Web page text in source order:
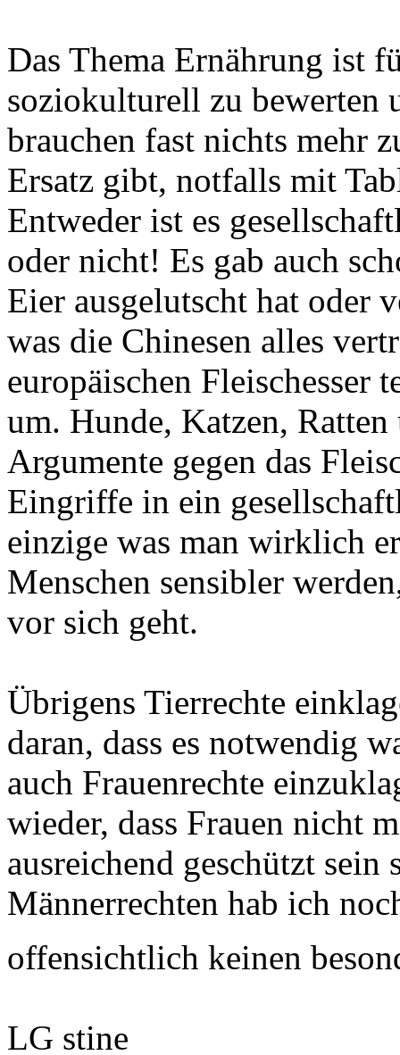
Das Thema Ernährung ist
soziokulturell zu bewerten
brauchen fast nichts mehr
Ersatz gibt, notfalls mit
Entweder ist es
oder nicht! Es gab auch
Eier ausgelutscht hat oder
was die Chinesen alles
europäischen Fleischesser
um. Hunde, Katzen, Ratten
Argumente gegen das
Eingriffe in ein
einzige was man wirklich
Menschen sensibler
vor sich geht.
Übrigens Tierrechte
daran, dass es notwendig
auch Frauenrechte
wieder, dass Frauen nicht
ausreichend geschützt sein
Männerrechten hab ich
offensichtlich keinen
LG stine